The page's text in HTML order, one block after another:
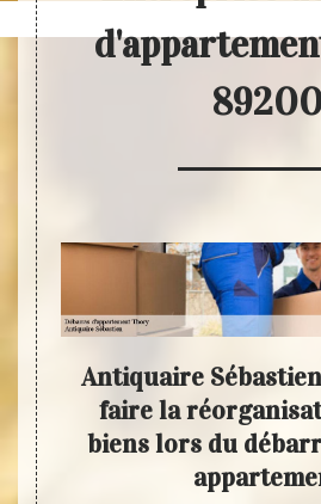
Antiquaire
faire la
biens lors du